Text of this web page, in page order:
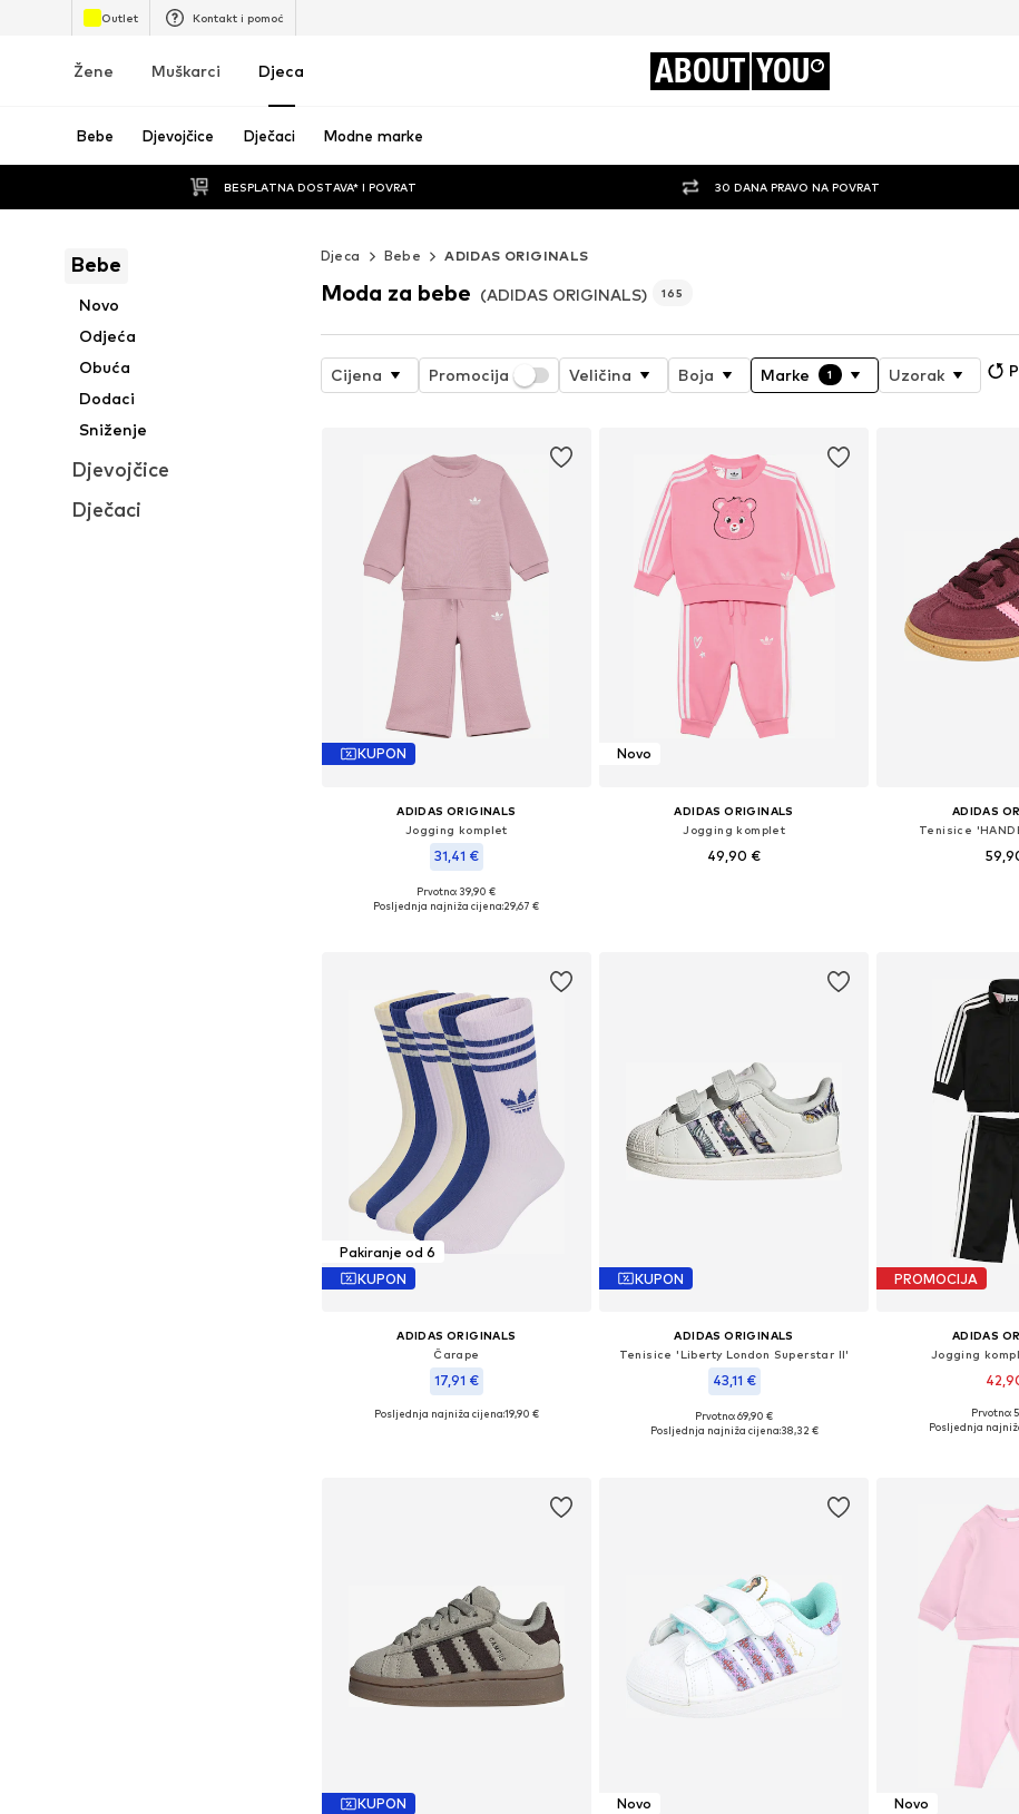
Outlet Kontakt i pomoć
Žene Muškarci Djeca ABOUT YOU
Bebe Djevojčice Dječaci Modne marke
BESPLATNA DOSTAVA* I POVRAT 30 DANA PRAVO NA POVRAT
Bebe
Novo
Odjeća
Obuća
Dodaci
Sniženje
Djevojčice
Dječaci
Djeca Bebe ADIDAS ORIGINALS
Moda za bebe (ADIDAS ORIGINALS) 165
Cijena Promocija Veličina Boja Marke 1 Uzorak
KUPON
ADIDAS ORIGINALS
Jogging komplet
31,41 €
Dostupno u više veličina
Prvotno: 39,90 €
Posljednja najniža cijena:29,67 €
Novo
ADIDAS ORIGINALS
Jogging komplet
49,90 €
ADIDAS
Tenisice
Pakiranje od 6
KUPON
ADIDAS ORIGINALS
Čarape
17,91 €
+3
Dostupno u više veličina
Posljednja najniža cijena:19,90 €
KUPON
ADIDAS ORIGINALS
Tenisice 'Liberty London Superstar II'
43,11 €
Dostupno u više veličina
Prvotno: 69,90 €
Posljednja najniža cijena:38,32 €
PROMOCIJA
ADIDAS
Jogging
Dostupno u
Prvotno:
Posljednja
KUPON Novo Novo